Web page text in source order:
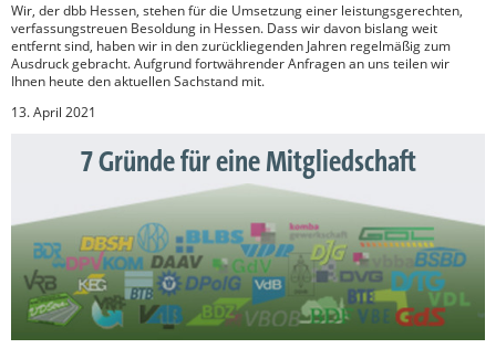
Wir, der dbb Hessen, stehen für die Umsetzung einer leistungsgerechten,
verfassungstreuen Besoldung in Hessen. Dass wir davon bislang weit
entfernt sind, haben wir in den zurückliegenden Jahren regelmäßig zum
Ausdruck gebracht. Aufgrund fortwährender Anfragen an uns teilen wir
Ihnen heute den aktuellen Sachstand mit.
13. April 2021
7 Gründe für eine Mitgliedschaft